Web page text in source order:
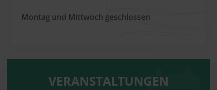
Montag und Mittwoch geschlossen
VERANSTALTUNGEN